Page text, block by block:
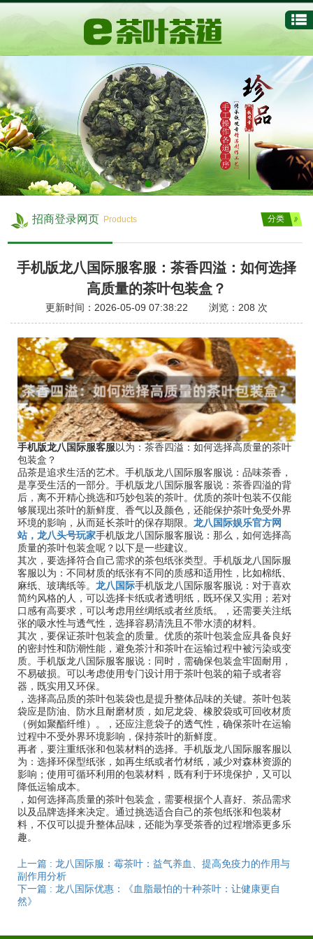
招商登录网页 Products 分类
手机版龙八国际服客服：茶香四溢：如何选择
高质量的茶叶包装盒？
更新时间：2026-05-09 07:38:22 浏览： 208 次
手机版龙八国际服客服以为：茶香四溢：如何选择高质量的茶叶
包装盒？
品茶是追求生活的艺术。手机版龙八国际服客服说：品味茶香，
是享受生活的一部分。手机版龙八国际服客服说：茶香四溢的背
后，离不开精心挑选和巧妙包装的茶叶。优质的茶叶包装不仅能
够展现出茶叶的新鲜度、香气以及颜色，还能保护茶叶免受外界
环境的影响，从而延长茶叶的保存期限。 龙八国际娱乐官方网
站，龙八头号玩家手机版龙八国际服客服说：那么，如何选择高
质量的茶叶包装盒呢？以下是一些建议。
其次，要选择符合自己需求的茶包纸张类型。手机版龙八国际服
客服以为：不同材质的纸张有不同的质感和适用性，比如棉纸、
麻纸、玻璃纸等。 龙八国际手机版龙八国际服客服说：对于喜欢
简约风格的人，可以选择卡纸或者透明纸，既环保又实用；若对
口感有高要求，可以考虑用丝绸纸或者丝质纸。，还需要关注纸
张的吸水性与透气性，选择容易清洗且不带水渍的材料。
其次，要保证茶叶包装盒的质量。优质的茶叶包装盒应具备良好
的密封性和防潮性能，避免茶汁和茶叶在运输过程中被污染或变
质。手机版龙八国际服客服说：同时，需确保包装盒牢固耐用，
不易破损。可以考虑使用专门设计用于茶叶包装的箱子或者容
器，既实用又环保。
，选择高品质的茶叶包装袋也是提升整体品味的关键。茶叶包装
袋应是防油、防水且耐磨材质，如尼龙袋、橡胶袋或可回收材质
（例如聚酯纤维）。，还应注意袋子的透气性，确保茶叶在运输
过程中不受外界环境影响，保持茶叶的新鲜度。
再者，要注重纸张和包装材料的选择。手机版龙八国际服客服以
为：选择环保型纸张，如再生纸或者竹材纸，减少对森林资源的
影响；使用可循环利用的包装材料，既有利于环境保护，又可以
降低运输成本。
，如何选择高质量的茶叶包装盒，需要根据个人喜好、茶品需求
以及品牌选择来决定。通过挑选适合自己的茶包纸张和包装材
料，不仅可以提升整体品味，还能为享受茶香的过程增添更多乐
趣。
上一篇 : 龙八国际服：霉茶叶：益气养血、提高免疫力的作用与
副作用分析
下一篇 : 龙八国际优惠：《血脂最怕的十种茶叶：让健康更自
然》